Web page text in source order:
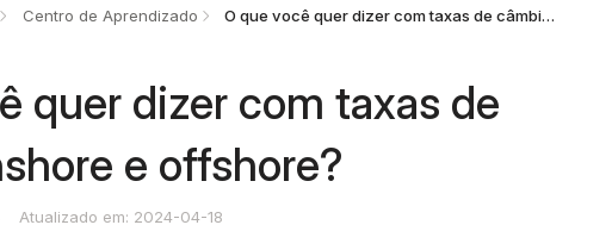
Centro de Aprendizado O que você quer dizer com taxas de câmbio onshore e offshore?
quer dizer com taxas de
e offshore?
Atualizado em: 2024-04-18